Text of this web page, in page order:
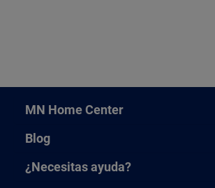
MN Home Center
Blog
¿Necesitas ayuda?